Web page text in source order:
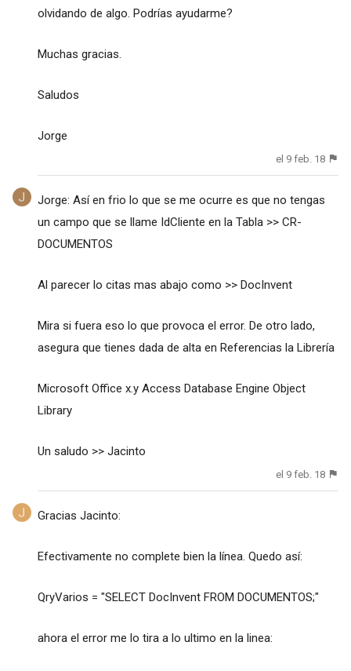
olvidando de algo. Podrías ayudarme?
Muchas gracias.
Saludos
Jorge
el 9 feb. 18
Jorge: Así en frio lo que se me ocurre es que no tengas
un campo que se llame IdCliente en la Tabla >> CR-
DOCUMENTOS
Al parecer lo citas mas abajo como >> DocInvent
Mira si fuera eso lo que provoca el error. De otro lado,
asegura que tienes dada de alta en Referencias la Librería
Microsoft Office x.y Access Database Engine Object
Library
Un saludo >> Jacinto
el 9 feb. 18
Gracias Jacinto:
Efectivamente no complete bien la línea. Quedo así:
QryVarios = "SELECT DocInvent FROM DOCUMENTOS;"
ahora el error me lo tira a lo ultimo en la linea: